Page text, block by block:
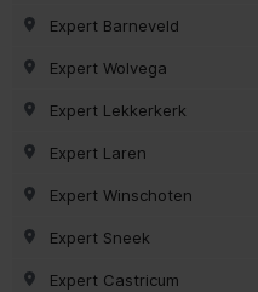
Expert Barneveld
Expert Wolvega
Expert Lekkerkerk
Expert Laren
Expert Winschoten
Expert Sneek
Expert Castricum